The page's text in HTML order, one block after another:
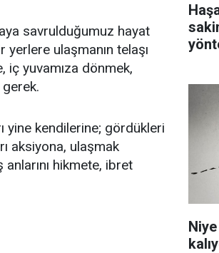
savrulduğumuz hayat
yerlere ulaşmanın telaşı
yuvamıza dönmek,
yine kendilerine; gördükleri
aksiyona, ulaşmak
hikmete, ibret